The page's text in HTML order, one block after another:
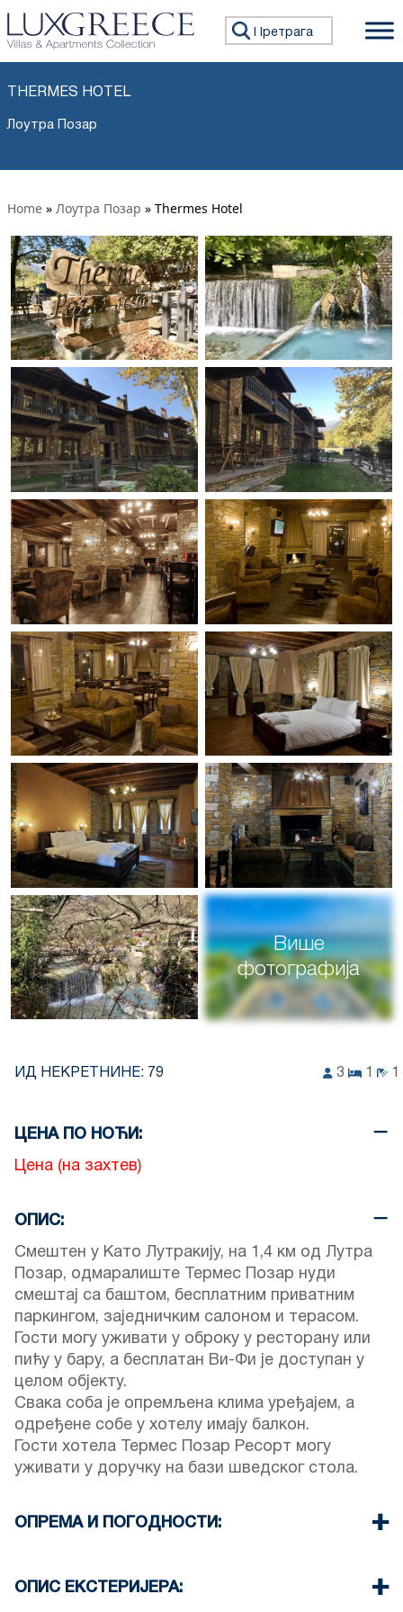
Претражи:
THERMES HOTEL
Лоутра Позар
Home » Лоутра Позар » Thermes Hotel
Више
фотографија
ИД НЕКРЕТНИНЕ: 79 3 1 1
ЦЕНА ПО НОЋИ:
Цена (на захтев)
ОПИС:
Смештен у Като Лутракију, на 1,4 км од Лутра
Позар, одмаралиште Термес Позар нуди
смештај са баштом, бесплатним приватним
паркингом, заједничким салоном и терасом.
Гости могу уживати у оброку у ресторану или
пићу у бару, а бесплатан Ви-Фи је доступан у
целом објекту.
Свака соба је опремљена клима уређајем, а
одређене собе у хотелу имају балкон.
Гости хотела Термес Позар Ресорт могу
уживати у доручку на бази шведског стола.
ОПРЕМА И ПОГОДНОСТИ:
Клима уређај
ОПИС ЕКСТЕРИЈЕРА: